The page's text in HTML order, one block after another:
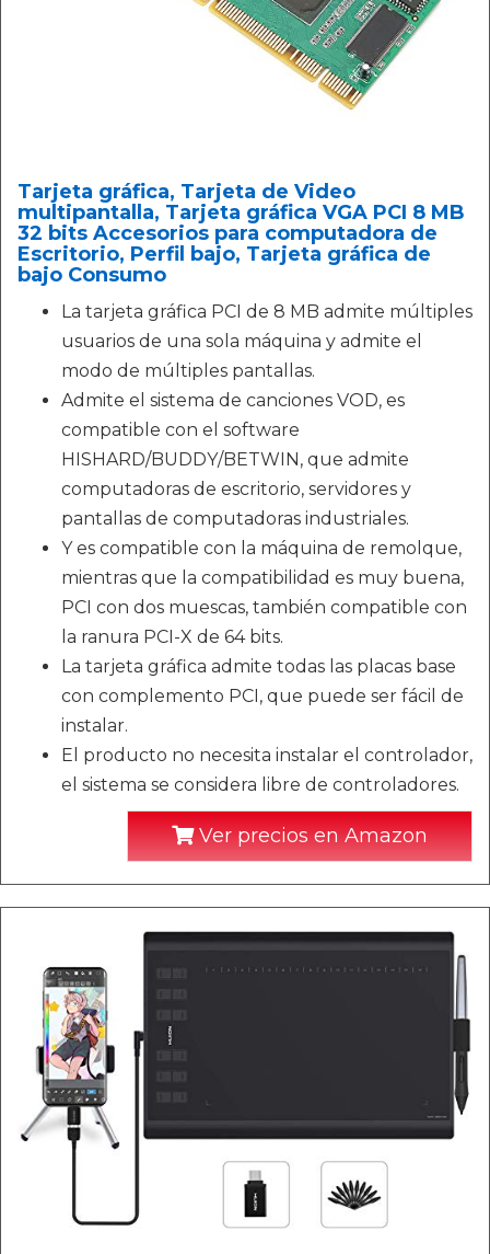
Tarjeta gráfica, Tarjeta de Video
multipantalla, Tarjeta gráfica VGA PCI 8 MB
32 bits Accesorios para computadora de
Escritorio, Perfil bajo, Tarjeta gráfica de
bajo Consumo
La tarjeta gráfica PCI de 8 MB admite múltiples
usuarios de una sola máquina y admite el
modo de múltiples pantallas.
Admite el sistema de canciones VOD, es
compatible con el software
HISHARD/BUDDY/BETWIN, que admite
computadoras de escritorio, servidores y
pantallas de computadoras industriales.
Y es compatible con la máquina de remolque,
mientras que la compatibilidad es muy buena,
PCI con dos muescas, también compatible con
la ranura PCI-X de 64 bits.
La tarjeta gráfica admite todas las placas base
con complemento PCI, que puede ser fácil de
instalar.
El producto no necesita instalar el controlador,
el sistema se considera libre de controladores.
Ver precios en Amazon